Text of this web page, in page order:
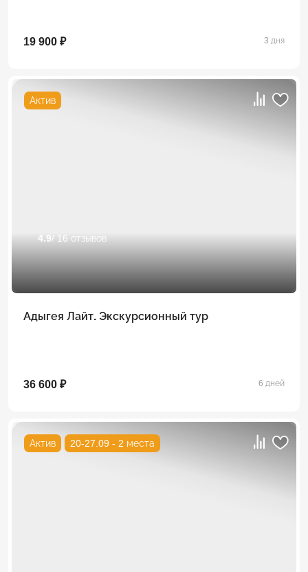
19 900 ₽ 3 дня
Актив
4.9 / 16 отзывов
Адыгея Лайт. Экскурсионный тур
36 600 ₽ 6 дней
Актив 20-27.09 - 2 места